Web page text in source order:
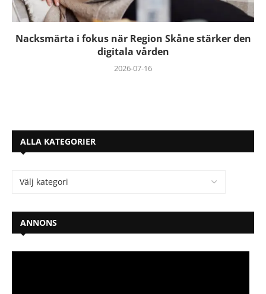
Nacksmärta i fokus när Region Skåne stärker den
digitala vården
2026-07-16
ALLA KATEGORIER
ANNONS